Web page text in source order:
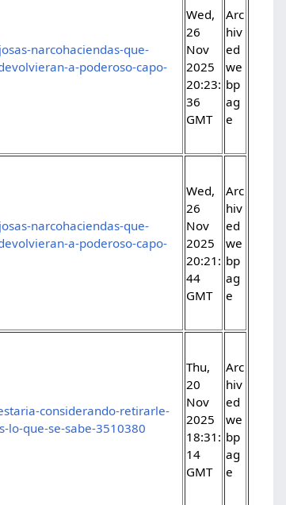
narcohaciendas-que-
a-poderoso-capo-
Wed,
26
Nov
2025
20:23:
36
GMT
Arc
hiv
ed
we
bp
ag
e
narcohaciendas-que-
a-poderoso-capo-
Wed,
26
Nov
2025
20:21:
44
GMT
Arc
hiv
ed
we
bp
ag
e
considerando-retirarle-
lo-que-se-sabe-3510380
Thu,
20
Nov
2025
18:31:
14
GMT
Arc
hiv
ed
we
bp
ag
e